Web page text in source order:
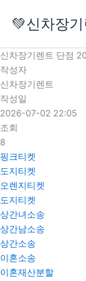
로
건
너
뛰
기
💚신차장
신차장기렌트 단점
작성자
신차장기렌트
작성일
2026-07-02 22:05
조회
8
핑크티켓
도지티켓
오렌지티켓
도지티켓
상간녀소송
상간남소송
상간소송
이혼소송
이혼재산분할